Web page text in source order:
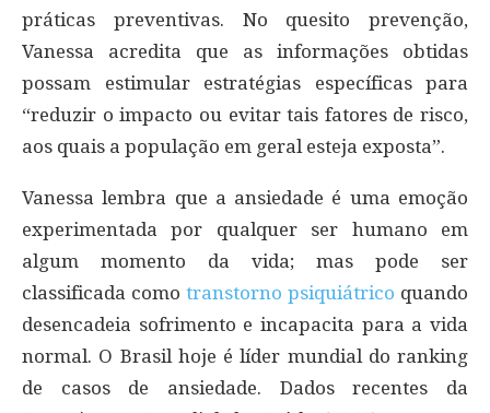
práticas preventivas. No quesito prevenção,
Vanessa acredita que as informações obtidas
possam estimular estratégias específicas para
“reduzir o impacto ou evitar tais fatores de risco,
aos quais a população em geral esteja exposta”.
Vanessa lembra que a ansiedade é uma emoção
experimentada por qualquer ser humano em
algum momento da vida; mas pode ser
classificada como transtorno psiquiátrico quando
desencadeia sofrimento e incapacita para a vida
normal. O Brasil hoje é líder mundial do ranking
de casos de ansiedade. Dados recentes da